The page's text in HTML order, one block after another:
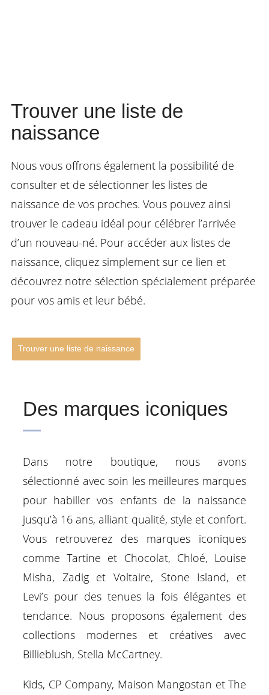
Trouver une liste de
naissance
Nous vous offrons également la possibilité de
consulter et de sélectionner les listes de
naissance de vos proches. Vous pouvez ainsi
trouver le cadeau idéal pour célébrer l’arrivée
d’un nouveau-né. Pour accéder aux listes de
naissance, cliquez simplement sur ce lien et
découvrez notre sélection spécialement préparée
pour vos amis et leur bébé.
Trouver une liste de naissance
Des marques iconiques
Dans notre boutique, nous avons
sélectionné avec soin les meilleures marques
pour habiller vos enfants de la naissance
jusqu’à 16 ans, alliant qualité, style et confort.
Vous retrouverez des marques iconiques
comme Tartine et Chocolat, Chloé, Louise
Misha, Zadig et Voltaire, Stone Island, et
Levi’s pour des tenues la fois élégantes et
tendance. Nous proposons également des
collections modernes et créatives avec
Billieblush, Stella McCartney.
Kids, CP Company, Maison Mangostan et The